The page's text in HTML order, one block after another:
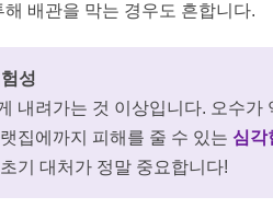
배관을 막는 경우도 흔합니다.
성
내려가는 것 이상입니다. 오수가
집에까지 피해를 줄 수 있는 심각
기 대처가 정말 중요합니다!